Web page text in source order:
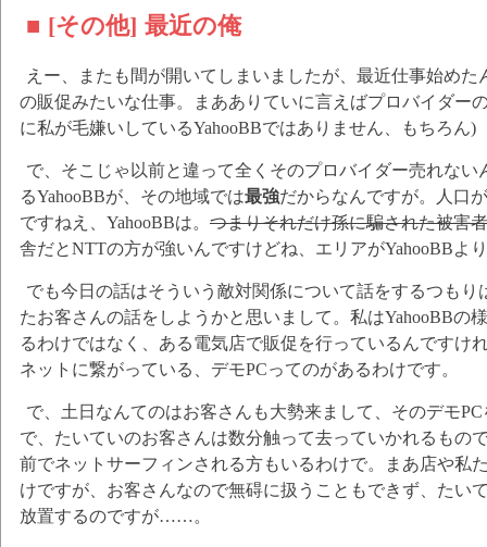
■ [その他] 最近の俺
えー、またも間が開いてしまいましたが、最近仕事始め
の販促みたいな仕事。まあありていに言えばプロバイダー
に私が毛嫌いしているYahooBBではありません、もちろん)
で、そこじゃ以前と違って全くそのプロバイダー売れな
るYahooBBが、その地域では最強だからなんですが。人口
ですねえ、YahooBBは。 つまりそれだけ孫に騙された被害
舎だとNTTの方が強いんですけどね、エリアがYahooBBよ
でも今日の話はそういう敵対関係について話をするつも
たお客さんの話をしようかと思いまして。私はYahooBBの
るわけではなく、ある電気店で販促を行っているんですけ
ネットに繋がっている、デモPCってのがあるわけです。
で、土日なんてのはお客さんも大勢来まして、そのデモ
で、たいていのお客さんは数分触って去っていかれるもの
前でネットサーフィンされる方もいるわけで。まあ店や私
けですが、お客さんなので無碍に扱うこともできず、たい
放置するのですが……。